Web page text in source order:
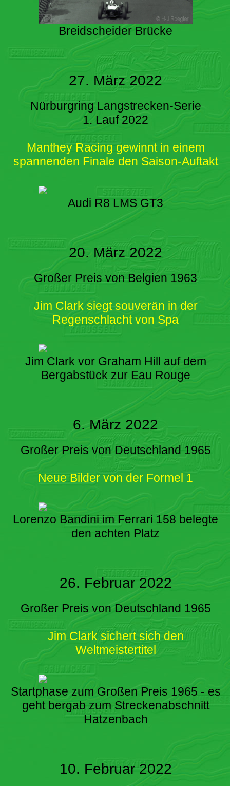
Breidscheider Brücke
27. März 2022
Nürburgring Langstrecken-Serie
1. Lauf 2022
Manthey Racing gewinnt in einem
spannenden Finale den Saison-Auftakt
Audi R8 LMS GT3
20. März 2022
Großer Preis von Belgien 1963
Jim Clark siegt souverän in der
Regenschlacht von Spa
Jim Clark vor Graham Hill auf dem
Bergabstück zur Eau Rouge
6. März 2022
Großer Preis von Deutschland 1965
Neue Bilder von der Formel 1
Lorenzo Bandini im Ferrari 158 belegte
den achten Platz
26. Februar 2022
Großer Preis von Deutschland 1965
Jim Clark sichert sich den
Weltmeistertitel
Startphase zum Großen Preis 1965 - es
geht bergab zum Streckenabschnitt
Hatzenbach
10. Februar 2022